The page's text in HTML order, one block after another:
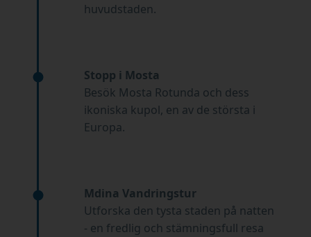
huvudstaden.
Stopp i Mosta
Besök Mosta Rotunda och dess
ikoniska kupol, en av de största i
Europa.
Mdina Vandringstur
Utforska den tysta staden på natten
- en fredlig och stämningsfull resa